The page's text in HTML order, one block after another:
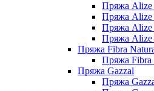
Пряжа Alize
Пряжа Alize
Пряжа Alize
Пряжа Alize
Пряжа Fibra
Пряжа Fibra
Пряжа Gazzal
Пряжа